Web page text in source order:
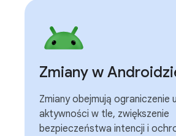
Zmiany w
Zmiany obejmują ograniczenie
aktywności w tle, zwiększenie
bezpieczeństwa intencji i